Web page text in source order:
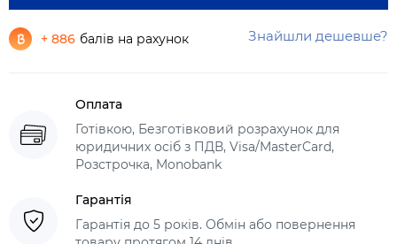
+ 886 балів на рахунок Знайшли дешевше?
Оплата
Готівкою, Безготівковий розрахунок для
юридичних осіб з ПДВ, Visa/MasterCard,
Розстрочка, Monobank
Гарантія
Гарантія до 5 років. Обмін або повернення